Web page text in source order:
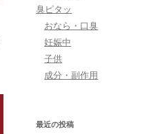
臭ピタッ
おなら・口臭
妊娠中
子供
成分・副作用
最近の投稿